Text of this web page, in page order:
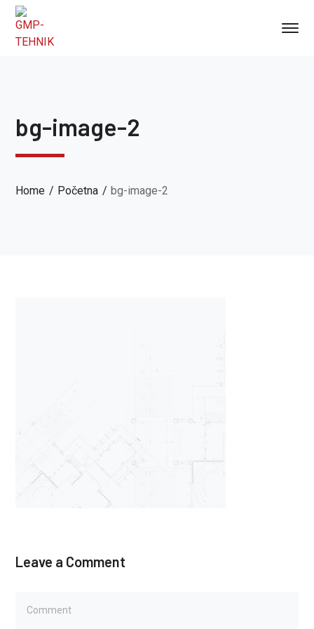
bg-image-2
Home Početna bg-image-2
Leave a Comment